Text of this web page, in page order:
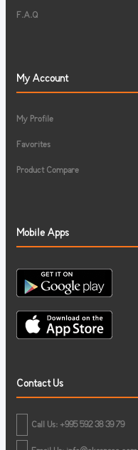
F.A.Q
My Account
My Profile
Favorites
Product Compare
Mobile Apps
Contact Us
Call Us: +995 592 38 39 79